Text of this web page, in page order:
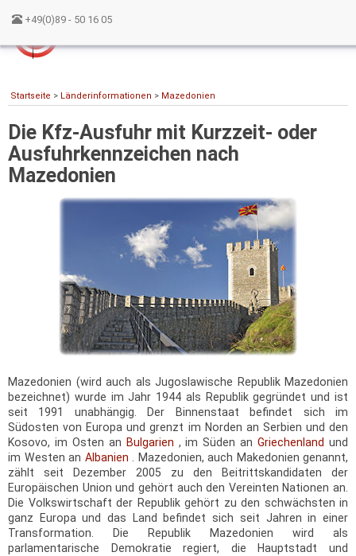
+49(0)89 - 50 16 05
Startseite > Länderinformationen > Mazedonien
Die Kfz-Ausfuhr mit Kurzzeit- oder
Ausfuhrkennzeichen nach
Mazedonien
Mazedonien (wird auch als Jugoslawische Republik Mazedonien
bezeichnet) wurde im Jahr 1944 als Republik gegründet und ist
seit 1991 unabhängig. Der Binnenstaat befindet sich im
Südosten von Europa und grenzt im Norden an Serbien und den
Kosovo, im Osten an Bulgarien , im Süden anGriechenlandund
im Westen an Albanien . Mazedonien, auch Makedonien genannt,
zählt seit Dezember 2005 zu den Beitrittskandidaten der
Europäischen Union und gehört auch den Vereinten Nationen an.
Die Volkswirtschaft der Republik gehört zu den schwächsten in
ganz Europa und das Land befindet sich seit Jahren in einer
Transformation. Die Republik Mazedonien wird als
parlamentarische Demokratie regiert, die Hauptstadt und